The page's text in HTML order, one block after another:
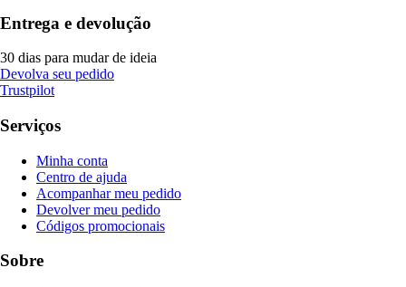
Entrega e devolução
30 dias para mudar de ideia
Devolva seu pedido
Trustpilot
Serviços
Minha conta
Centro de ajuda
Acompanhar meu pedido
Devolver meu pedido
Códigos promocionais
Sobre